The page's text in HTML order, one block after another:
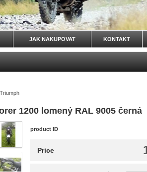
JAK NAKUPOVAT KONTAKT
1200 lomený RAL 9005 černá
product ID
Price